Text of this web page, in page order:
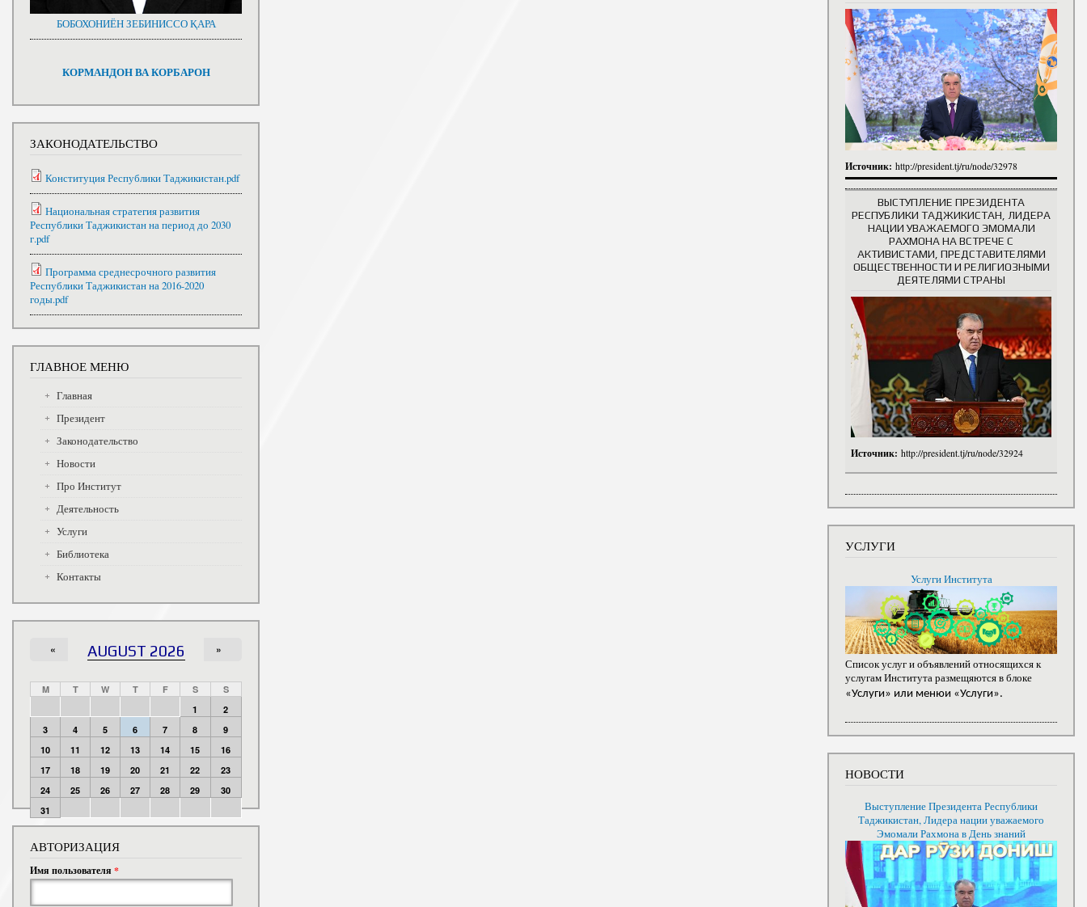
БОБОХОНИЁН ЗЕБИНИССО ҚАРА
КОРМАНДОН ВА КОРБАРОН
ЗАКОНОДАТЕЛЬСТВО
Конституция Республики Таджикистан.pdf
Национальная стратегия развития
Республики Таджикистан на период до 2030
г.pdf
Программа среднесрочного развития
Республики Таджикистан на 2016-2020
годы.pdf
ГЛАВНОЕ МЕНЮ
Главная
Президент
Законодательство
Новости
Про Институт
Деятельность
Услуги
Библиотека
Контакты
AUGUST 2026
« »
M T W T F S
S
1
2
3
4 5 6 7 8
9
10
11 12 13 14 15
16
17
18 19 20 21 22
23
24
25 26 27 28 29
30
31
АВТОРИЗАЦИЯ
Имя пользователя *
Источник: http://president.tj/ru/node/32978
ВЫСТУПЛЕНИЕ ПРЕЗИДЕНТА
РЕСПУБЛИКИ ТАДЖИКИСТАН, ЛИДЕРА
НАЦИИ УВАЖАЕМОГО ЭМОМАЛИ
РАХМОНА НА ВСТРЕЧЕ С
АКТИВИСТАМИ, ПРЕДСТАВИТЕЛЯМИ
ОБЩЕСТВЕННОСТИ И РЕЛИГИОЗНЫМИ
ДЕЯТЕЛЯМИ СТРАНЫ
Источник: http://president.tj/ru/node/32924
УСЛУГИ
Услуги Института
Список услуг и объявлений относящихся к
услугам Института размещяются в блоке
«Услуги» или менюи «Услуги».
НОВОСТИ
Выступление Президента Республики
Таджикистан, Лидера нации уважаемого
Эмомали Рахмона в День знаний